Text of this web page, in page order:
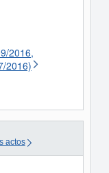
2016,
2016)
actos